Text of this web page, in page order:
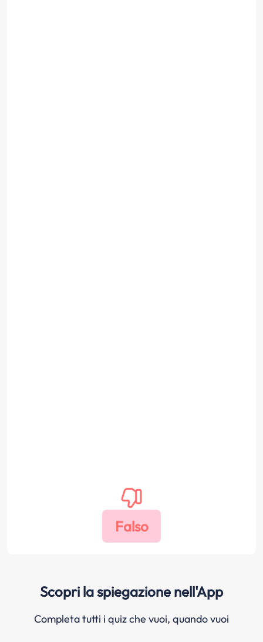
Scopri la spiegazione nell'App
Completa tutti i quiz che vuoi, quando vuoi